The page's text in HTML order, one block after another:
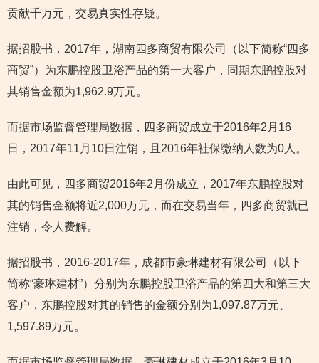
贡献千万元，交易真实性存疑。
据招股书，2017年，湖南四多商贸有限公司（以下简称“四多
商贸”）为东鹏控股卫浴产品的第一大客户，同期东鹏控股对
其销售金额为1,962.9万元。
而据市场监督管理局数据，四多商贸成立于2016年2月16
日，2017年11月10日注销，且2016年社保缴纳人数为0人。
由此可见，四多商贸2016年2月份成立，2017年东鹏控股对
其的销售金额将近2,000万元，而在交易当年，四多商贸就已
注销，令人费解。
据招股书，2016-2017年，成都市豪琳建材有限公司（以下
简称“豪琳建材”）分别为东鹏控股卫浴产品的第四大和第三大
客户，东鹏控股对其的销售的金额分别为1,097.87万元、
1,597.89万元。